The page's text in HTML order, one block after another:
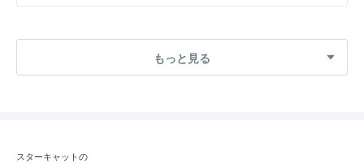
もっと見る
スターキャットの